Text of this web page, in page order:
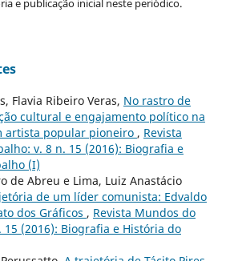
Flavia Ribeiro Veras, No rastro de
cultural e engajamento político na
artista popular pioneiro , Revista
v. 8 n. 15 (2016): Biografia e
(I)
de Abreu e Lima, Luiz Anastácio
de um líder comunista: Edvaldo
dos Gráficos , Revista Mundos do
15 (2016): Biografia e História do